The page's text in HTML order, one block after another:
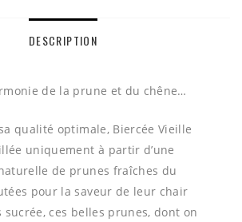
DESCRIPTION
de la prune et du chêne…
qualité optimale, Biercée Vieille
uniquement à partir d’une
de prunes fraîches du
pour la saveur de leur chair
ces belles prunes, dont on